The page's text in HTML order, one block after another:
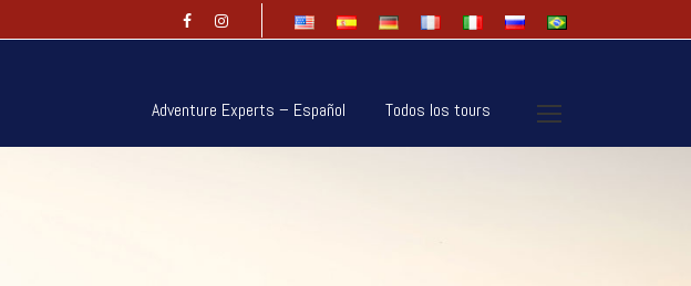
Adventure Experts – Español Todos los tours